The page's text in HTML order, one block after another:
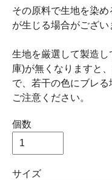
その原料で生地を染
が生じる場合がござい
生地を厳選して製造
庫)が無くなりますと
で、若干の色にブレ
ご注意ください。
個数
サイズ